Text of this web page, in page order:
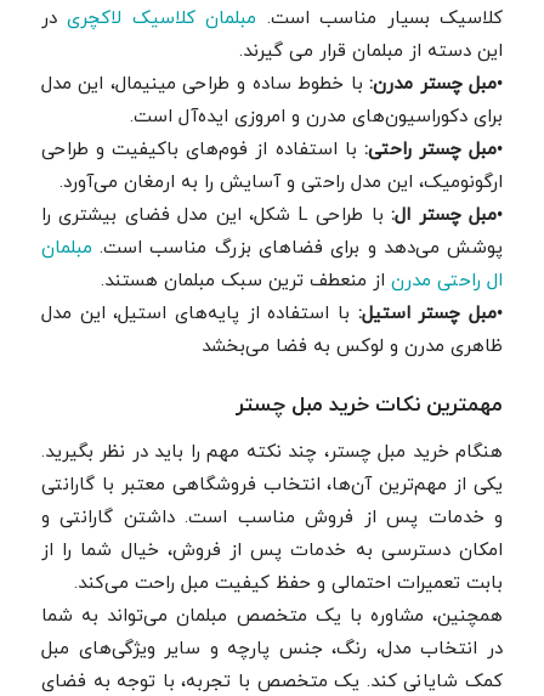
کلاسیک بسیار مناسب است. مبلمان کلاسیک لاکچریدر
این دسته از مبلمان قرار می گیرند.
•مبل چستر مدرن:با خطوط ساده و طراحی مینیمال، این مدل
برای دکوراسیون‌های مدرن و امروزی ایده‌آل است.
•مبل چستر راحتی: با استفاده از فوم‌های باکیفیت و طراحی
ارگونومیک، این مدل راحتی و آسایش را به ارمغان می‌آورد.
•مبل چستر ال:
با طراحی L شکل، این مدل فضای بیشتری را
پوشش می‌دهد و برای فضاهای بزرگ مناسب است. مبلمان
ال راحتی مدرناز منعطف ترین سبک مبلمان هستند.
•مبل چستر استیل: با استفاده از پایه‌های استیل، این مدل
ظاهری مدرن و لوکس به فضا می‌بخشد
مهمترین نکات خرید مبل چستر
هنگام خرید مبل چستر، چند نکته مهم را باید در نظر بگیرید.
یکی از مهم‌ترین آن‌ها، انتخاب فروشگاهی معتبر با گارانتی
و خدمات پس از فروش مناسب است. داشتن گارانتی و
امکان دسترسی به خدمات پس از فروش، خیال شما را از
بابت تعمیرات احتمالی و حفظ کیفیت مبل راحت می‌کند.
همچنین، مشاوره با یک متخصص مبلمان می‌تواند به شما
در انتخاب مدل، رنگ، جنس پارچه و سایر ویژگی‌های مبل
کمک شایانی کند. یک متخصص با تجربه، با توجه به فضای